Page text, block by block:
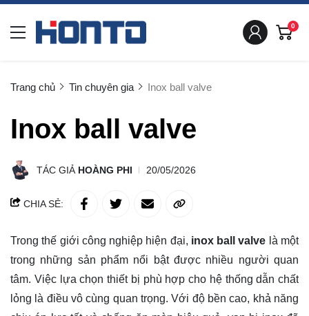
0
Trang chủ Tin chuyên gia Inox ball valve
Inox ball valve
TÁC GIẢ HOÀNG PHI 20/05/2026
CHIA SẺ:
Trong thế giới công nghiệp hiện đại, inox ball valve là một
trong những sản phẩm nổi bật được nhiều người quan
tâm. Việc lựa chọn thiết bị phù hợp cho hệ thống dẫn chất
lỏng là điều vô cùng quan trọng. Với độ bền cao, khả năng